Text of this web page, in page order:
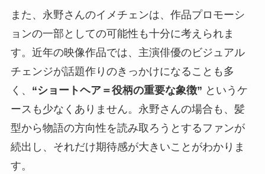
また、永野さんのイメチェンは、作品プロモーシ
ョンの一部としての可能性も十分に考えられま
す。近年の映像作品では、主演俳優のビジュアル
チェンジが話題作りのきっかけになることも多
く、 “ショートヘア＝役柄の重要な象徴” というケ
ースも少なくありません。永野さんの場合も、髪
型から物語の方向性を読み取ろうとするファンが
続出し、それだけ期待感が大きいことがわかりま
す。